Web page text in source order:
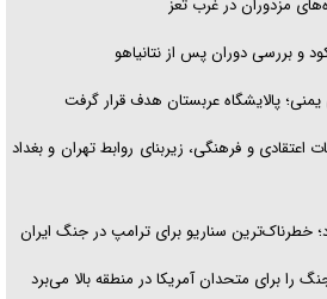
مزدوران در غرب تعز
و بررسی دوران پس از نتانیاهو
پالایشگاه عربستان هدف قرار گرفت
اعتقادی و فرهنگی، زیربنای روابط تهران و بغداد
خطرناک‌ترین سناریو برای ترامپ در جنگ ایران
را برای متحدان آمریکا در منطقه بالا می‌برد